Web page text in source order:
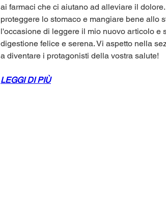
ai farmaci che ci aiutano ad alleviare il
proteggere lo stomaco e mangiare bene allo
l'occasione di leggere il mio nuovo articolo e
digestione felice e serena. Vi aspetto nella
a diventare i protagonisti della vostra salute!
LEGGI DI PIÙ